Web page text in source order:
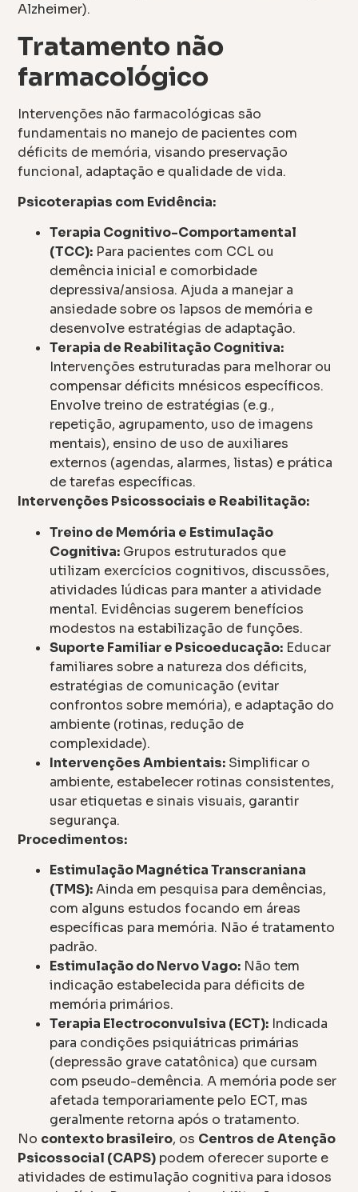
Alzheimer).
Tratamento não
farmacológico
Intervenções não farmacológicas são
fundamentais no manejo de pacientes com
déficits de memória, visando preservação
funcional, adaptação e qualidade de vida.
Psicoterapias com Evidência:
Terapia Cognitivo-Comportamental
(TCC): Para pacientes com CCL ou
demência inicial e comorbidade
depressiva/ansiosa. Ajuda a manejar a
ansiedade sobre os lapsos de memória e
desenvolve estratégias de adaptação.
Terapia de Reabilitação Cognitiva:
Intervenções estruturadas para melhorar ou
compensar déficits mnésicos específicos.
Envolve treino de estratégias (e.g.,
repetição, agrupamento, uso de imagens
mentais), ensino de uso de auxiliares
externos (agendas, alarmes, listas) e prática
de tarefas específicas.
Intervenções Psicossociais e Reabilitação:
Treino de Memória e Estimulação
Cognitiva: Grupos estruturados que
utilizam exercícios cognitivos, discussões,
atividades lúdicas para manter a atividade
mental. Evidências sugerem benefícios
modestos na estabilização de funções.
Suporte Familiar e Psicoeducação: Educar
familiares sobre a natureza dos déficits,
estratégias de comunicação (evitar
confrontos sobre memória), e adaptação do
ambiente (rotinas, redução de
complexidade).
Intervenções Ambientais: Simplificar o
ambiente, estabelecer rotinas consistentes,
usar etiquetas e sinais visuais, garantir
segurança.
Procedimentos:
Estimulação Magnética Transcraniana
(TMS):Ainda em pesquisa para demências,
com alguns estudos focando em áreas
específicas para memória. Não é tratamento
padrão.
Estimulação do Nervo Vago: Não tem
indicação estabelecida para déficits de
memória primários.
Terapia Electroconvulsiva (ECT): Indicada
para condições psiquiátricas primárias
(depressão grave catatônica) que cursam
com pseudo-demência. A memória pode ser
afetada temporariamente pelo ECT, mas
geralmente retorna após o tratamento.
No contexto brasileiro, os Centros de Atenção
Psicossocial (CAPS) podem oferecer suporte e
atividades de estimulação cognitiva para idosos